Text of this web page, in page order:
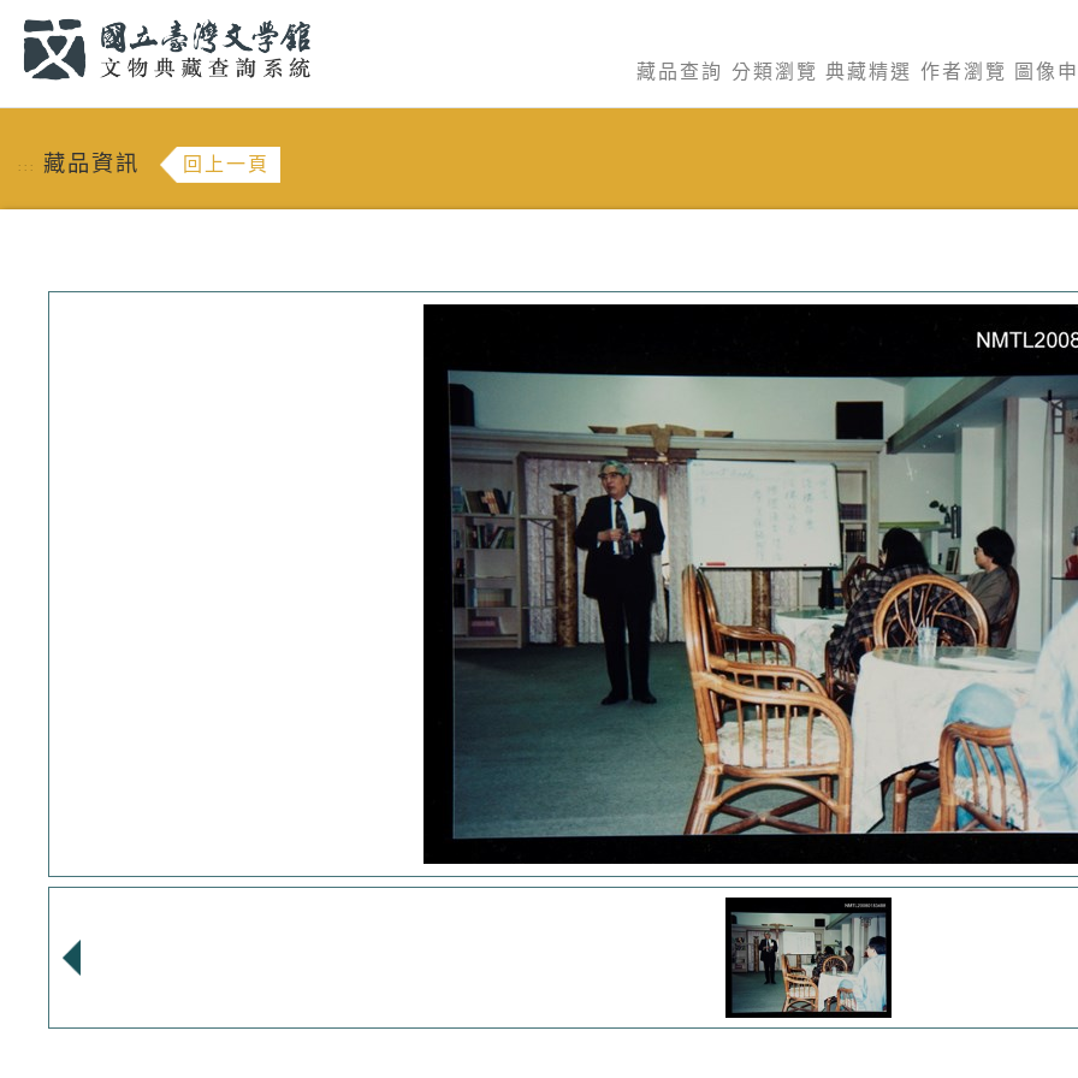
藏品查詢 分類瀏覽 典藏精選 作者瀏覽 圖像
::: 藏品資訊 回上一頁